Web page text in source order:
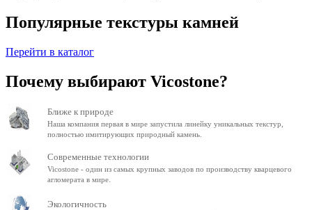
Популярные текстуры камней
Перейти в каталог
Почему выбирают Vicostone?
Ближе к природе
Наша компания первая в мире запустила линейку уникальных текстур,
полностью имитирующих природный камень.
Современные технологии
Vicostone - один из самых крупных заводов по производству кварцевого
агломерата в мире.
Экологичность